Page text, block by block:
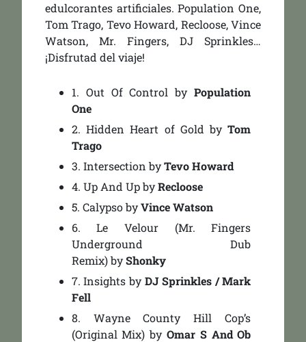
edulcorantes artificiales. Population One,
Tom Trago, Tevo Howard, Recloose, Vince
Watson, Mr. Fingers, DJ Sprinkles…
¡Disfrutad del viaje!
1. Out Of ControlbyPopulation
One
2. Hidden Heart of GoldbyTom
Trago
3. Intersection byTevo Howard
4. Up And UpbyRecloose
5. CalypsobyVince Watson
6.Le Velour (Mr. Fingers
Underground Dub
Remix)byShonky
7.InsightsbyDJ Sprinkles / Mark
Fell
8. Wayne County Hill Cop’s
(Original Mix)byOmar S And Ob